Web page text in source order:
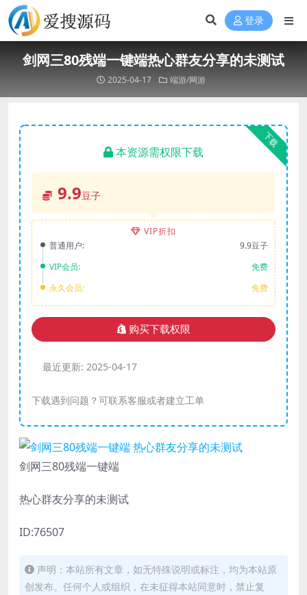
登录
剑网三80残端一键端热心群友分享的未测试
2025-04-17 端游/网游
下载
本资源需权限下载
9.9豆子
VIP折扣
普通用户:
9.9豆子
VIP会员:
免费
永久会员:
免费
购买下载权限
最近更新: 2025-04-17
下载遇到问题？可联系客服或者建立工单
剑网三80残端一键端
热心群友分享的未测试
ID:76507
声明：本站所有文章，如无特殊说明或标注，均为本站原
创发布。任何个人或组织，在未征得本站同意时，禁止复